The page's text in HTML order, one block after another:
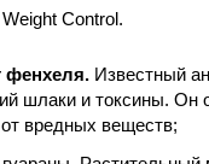
фенхеля. Известный
шлаки и токсины. Он
вредных веществ;